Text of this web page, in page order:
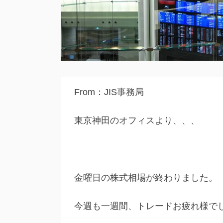
From：JIS事務局
東京神田のオフィスより、、、
金曜日の株式相場が終わりました。
今週も一週間、トレードお疲れ様で